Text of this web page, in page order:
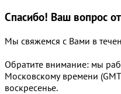
Спасибо! Ваш вопрос
Мы свяжемся с Вами в
Обратите внимание: мы
Московскому времени
воскресенье.